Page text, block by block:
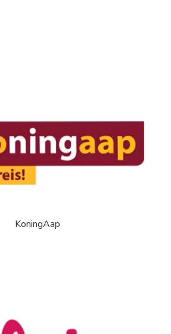
KoningAap